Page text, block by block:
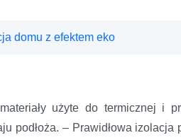
domu z efektem eko
użyte do termicznej i
podłoża. – Prawidłowa